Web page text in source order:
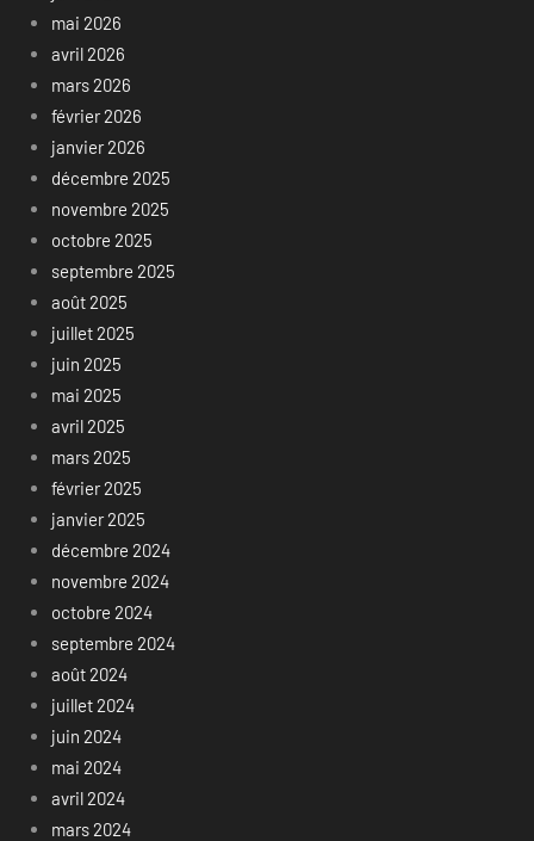
mai 2026
avril 2026
mars 2026
février 2026
janvier 2026
décembre 2025
novembre 2025
octobre 2025
septembre 2025
août 2025
juillet 2025
juin 2025
mai 2025
avril 2025
mars 2025
février 2025
janvier 2025
décembre 2024
novembre 2024
octobre 2024
septembre 2024
août 2024
juillet 2024
juin 2024
mai 2024
avril 2024
mars 2024